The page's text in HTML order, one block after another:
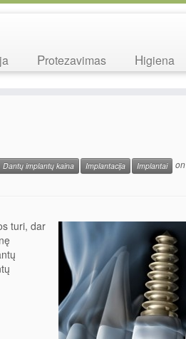
Protezavimas Higiena
Dantų implantų kaina Implantacija Implantai on
turi, dar